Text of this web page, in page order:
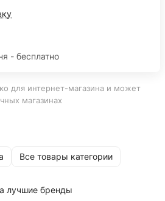
- бесплатно
для интернет-магазина и может
магазинах
Все товары категории
лучшие бренды